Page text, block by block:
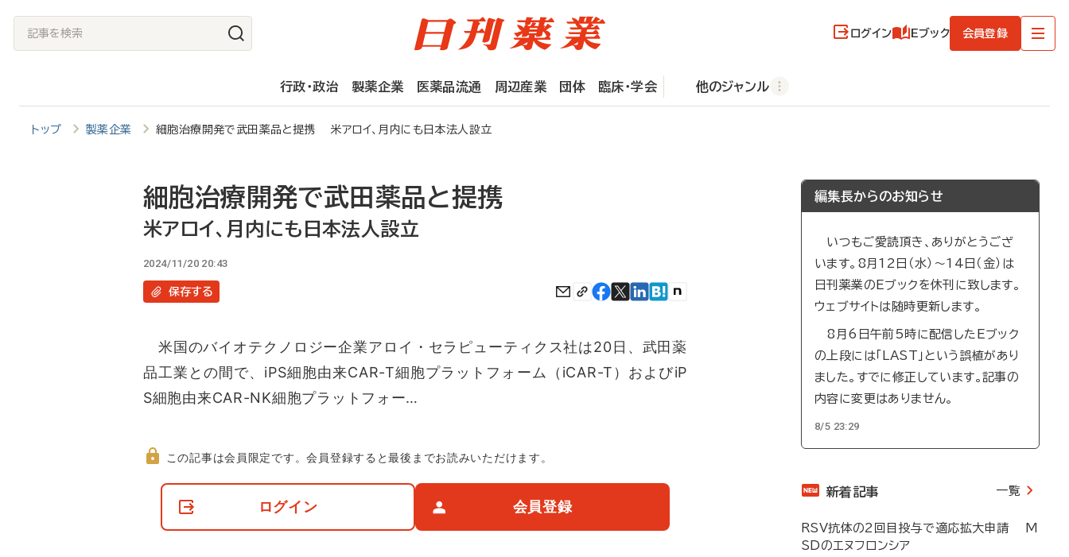
記
事
検
ログイン Eブック 会員登録
行政・政治 製薬企業 医薬品流通 周辺産業 団体 臨床・学会 他のジャンル
トップ 製薬企業 細胞治療開発で武田薬品と提携 米アロイ、月内にも日本法人設立
細胞治療開発で武田薬品と提携
米アロイ、月内にも日本法人設立
2024/11/20 20:43
保存する
米国のバイオテクノロジー企業アロイ・セラピューティクス社は20日、武田薬
品工業との間で、iPS細胞由来CAR-T細胞プラットフォーム（iCAR-T）およびiP
S細胞由来CAR-NK細胞プラットフォー…
この記事は会員限定です。会員登録すると最後までお読みいただけます。
ログイン 会員登録
編集長からのお知らせ
いつもご愛読頂き、ありがとうござ
います。8月12日（水）～14日（金）は
日刊薬業のEブックを休刊に致します。
ウェブサイトは随時更新します。
8月6日午前5時に配信したEブック
の上段には「LAST」という誤植があり
ました。すでに修正しています。記事の
内容に変更はありません。
8/5 23:29
新着記事 一覧
RSV抗体の2回目投与で適応拡大申請 M
SDのエヌフロンシア